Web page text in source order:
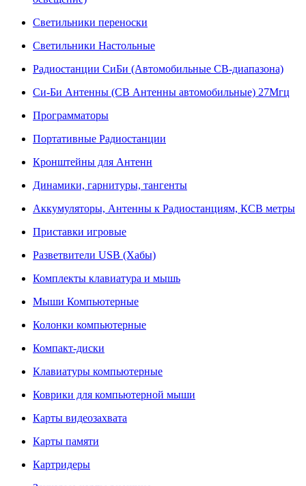
Светильники переноски
Светильники Настольные
Радиостанции СиБи (Автомобильные СВ-диапазона)
Си-Би Антенны (СВ Антенны автомобильные) 27Мгц
Программаторы
Портативные Радиостанции
Кронштейны для Антенн
Динамики, гарнитуры, тангенты
Аккумуляторы, Антенны к Радиостанциям, КСВ метры
Приставки игровые
Разветвители USB (Хабы)
Комплекты клавиатура и мышь
Мыши Компьютерные
Колонки компьютерные
Компакт-диски
Клавиатуры компьютерные
Коврики для компьютерной мыши
Карты видеозахвата
Карты памяти
Картридеры